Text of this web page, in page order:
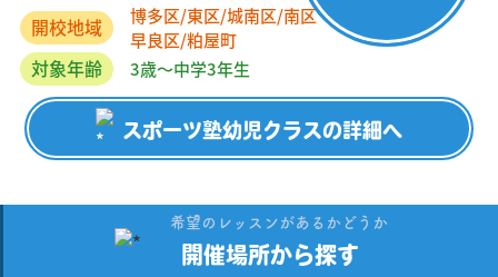
開校地域
博多区/東区/城南区/南区
早良区/粕屋町
対象年齢 3歳～中学3年生
スポーツ塾幼児クラスの詳細へ
希望のレッスンがあるかどうか
開催場所から探す